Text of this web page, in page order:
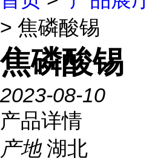
> 焦磷酸锡
焦磷酸锡
2023-08-10
产品详情
产地 湖北